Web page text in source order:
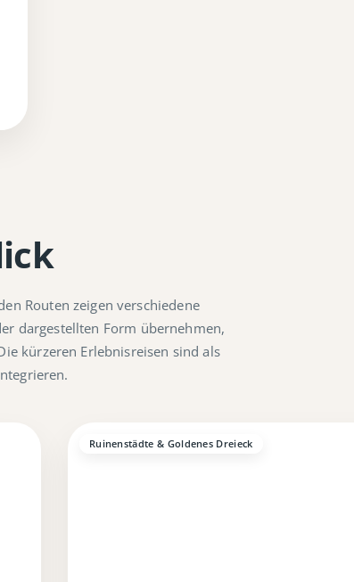
Routen zeigen verschiedene
dargestellten Form übernehmen,
kürzeren Erlebnisreisen sind als
Ruinenstädte & Goldenes Dreieck